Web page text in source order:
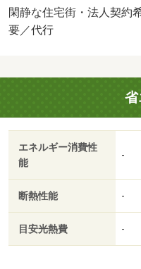
ル徒歩１分★見れば納得
ス・ネット無料で節約★
閑静な住宅街・法人契約
要／代行
省
エネルギー消費性
能
-
断熱性能 -
目安光熱費 -